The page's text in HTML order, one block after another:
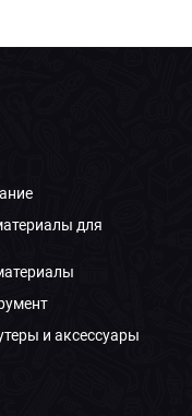
для
и аксессуары